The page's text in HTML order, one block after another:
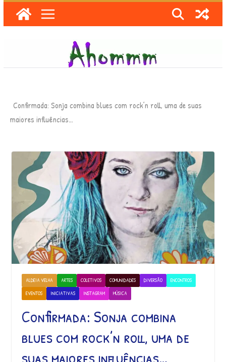
Skip
to
Confirmada: Sonja combina blues com rock’n roll, uma de suas
maiores influências…
ALDEIA VELHA ARTES COLETIVOS COMUNIDADES DIVERSÃO
ENCONTROS
EVENTOS
INICIATIVAS INSTAGRAM MÚSICA
Confirmada: Sonja combina
blues com rock’n roll, uma de